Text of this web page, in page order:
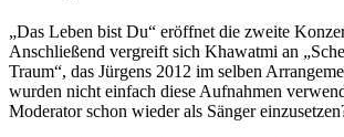
„Das Leben bist Du“ eröffnet die zweite
Anschließend vergreift sich Khawatmi an
Traum“, das Jürgens 2012 im selben
wurden nicht einfach diese Aufnahmen
Moderator schon wieder als Sänger